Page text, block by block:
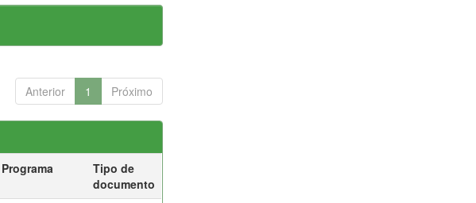
Anterior 1 Próximo
Programa
Tipo de
documento